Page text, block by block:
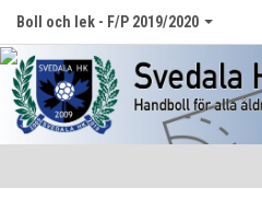
Boll och lek - F/P 2019/2020